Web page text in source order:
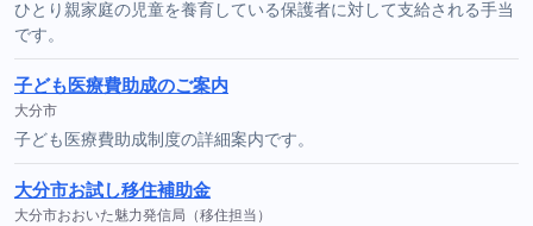
ひとり親家庭の児童を養育している保護者に対して支給される手当
です。
子ども医療費助成のご案内
大分市
子ども医療費助成制度の詳細案内です。
大分市お試し移住補助金
大分市おおいた魅力発信局（移住担当）